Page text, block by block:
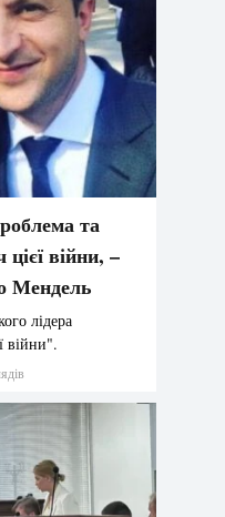
та
війни, –
Мендель
лідера
війни".